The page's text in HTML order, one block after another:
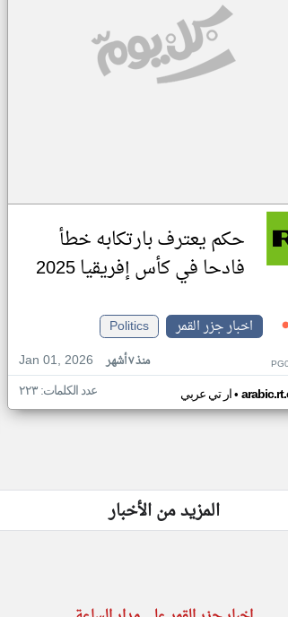
حكم يعترف بارتكابه خطأ
فادحا في كأس إفريقيا 2025
اخبار جزر القمر
Politics
Jan 01, 2026
منذ ٧ أشهر
ار تي عربي• عدد الكلمات: ٢٢٣
المزيد من الأخبار